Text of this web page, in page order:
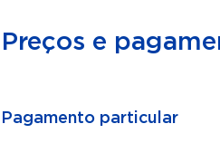
Preços e
Pagamento particular